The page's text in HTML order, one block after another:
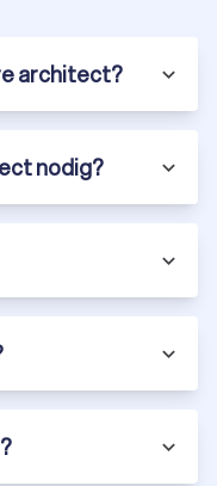
architect?
nodig?